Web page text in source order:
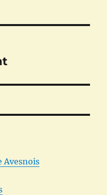
Avesnois